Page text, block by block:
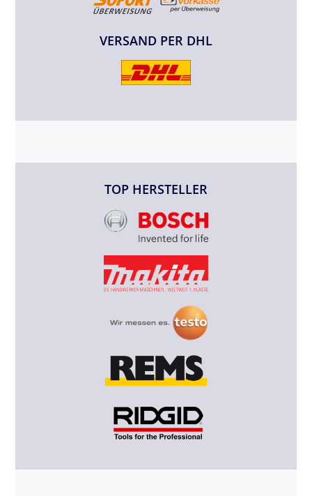
VERSAND PER DHL
TOP HERSTELLER